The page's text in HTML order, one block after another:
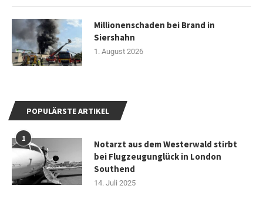
Millionenschaden bei Brand in
Siershahn
1. August 2026
POPULÄRSTE ARTIKEL
1
Notarzt aus dem Westerwald stirbt
bei Flugzeugunglück in London
Southend
14. Juli 2025